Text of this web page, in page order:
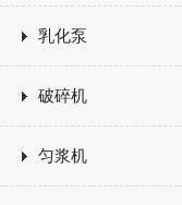
乳化泵
破碎机
匀浆机